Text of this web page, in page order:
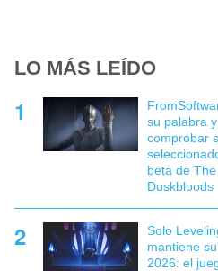
LO MÁS LEÍDO
su palabra
comprobar
beta de The
Duskbloods
Solo
mantiene
2026: el